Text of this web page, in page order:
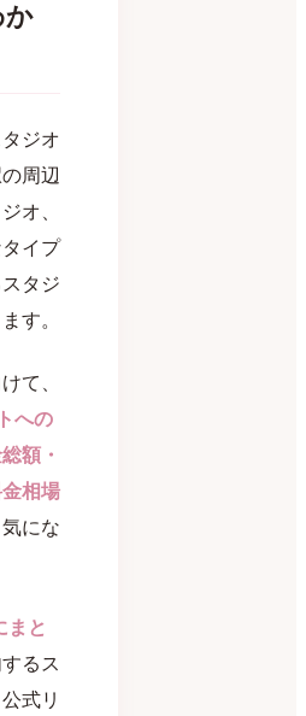
か
ジオ
周辺
オ、
イプ
タジ
す。
て、
への
額・
相場
にな
と
るス
式リ